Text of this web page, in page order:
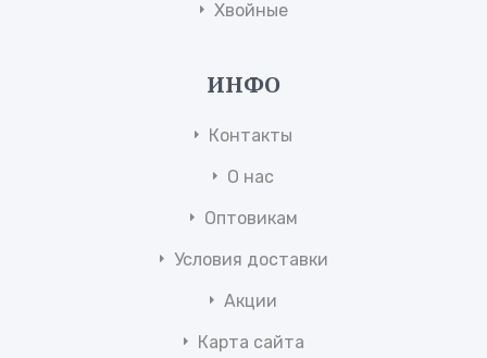
Хвойные
ИНФО
Контакты
О нас
Оптовикам
Условия доставки
Акции
Карта сайта